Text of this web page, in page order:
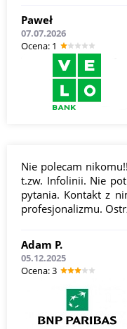
Paweł
07.07.2026
Оcena: 1
Nie polecam
t.zw. Infolinii. Nie
pytania. Kontakt z
profesjonalizmu.
Adam P.
05.12.2025
Оcena: 3